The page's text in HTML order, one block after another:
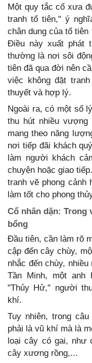
Một quy tắc cổ xưa
tranh tổ tiên," ý
chân dung của tổ tiên
Điều này xuất phát
thường là nơi sôi
tiên đã qua đời nên
việc không đặt
thuyết và hợp lý.
Ngoài ra, có một số
thu hút nhiều
mang theo năng
nơi tiếp đãi khách
làm người khách
chuyện hoặc giao
tranh vẽ phong cảnh
làm tốt cho phong
Cổ nhân dặn:
bổng
Đầu tiên, cần làm rõ
cập đến cây chùy,
nhắc đến chùy,
Tần Minh, một anh
"Thủy Hử," người
khí.
Tuy nhiên, trong
phải là vũ khí mà là
loại cây có gai, như
cây xương rồng,...